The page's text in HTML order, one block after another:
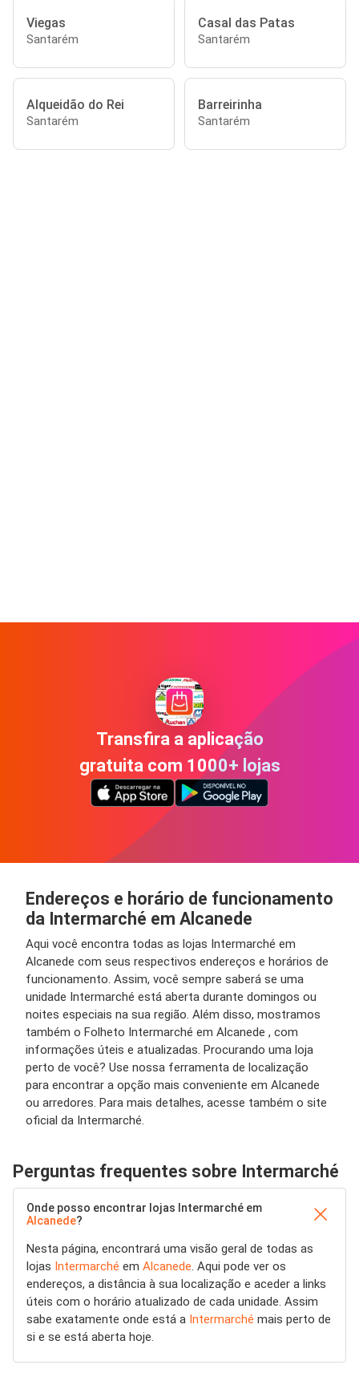
Viegas
Santarém
Casal das Patas
Santarém
Alqueidão do Rei
Santarém
Barreirinha
Santarém
Transfira a aplicação
gratuita com 1000+ lojas
Endereços e horário de funcionamento
da Intermarché em Alcanede
Aqui você encontra todas as lojas Intermarché em
Alcanede com seus respectivos endereços e horários de
funcionamento. Assim, você sempre saberá se uma
unidade Intermarché está aberta durante domingos ou
noites especiais na sua região. Além disso, mostramos
também o Folheto Intermarché em Alcanede , com
informações úteis e atualizadas. Procurando uma loja
perto de você? Use nossa ferramenta de localização
para encontrar a opção mais conveniente em Alcanede
ou arredores. Para mais detalhes, acesse também o site
oficial da Intermarché.
Perguntas frequentes sobre Intermarché
Onde posso encontrar lojas Intermarché em
Alcanede?
Nesta página, encontrará uma visão geral de todas as
lojas Intermarché em Alcanede. Aqui pode ver os
endereços, a distância à sua localização e aceder a links
úteis com o horário atualizado de cada unidade. Assim
sabe exatamente onde está a Intermarché mais perto de
si e se está aberta hoje.